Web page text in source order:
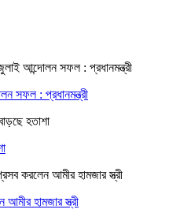
সফল : প্রধানমন্ত্রী
হামজার স্ত্রী